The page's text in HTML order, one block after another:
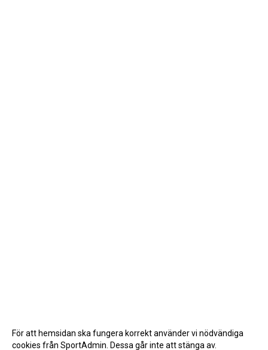
För att hemsidan ska fungera korrekt använder vi nödvändiga
cookies från SportAdmin. Dessa går inte att stänga av.